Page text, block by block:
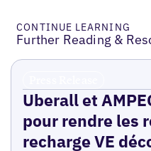
CONTINUE LEARNING
Further Reading &
Uberall et
pour rendre les
recharge VE